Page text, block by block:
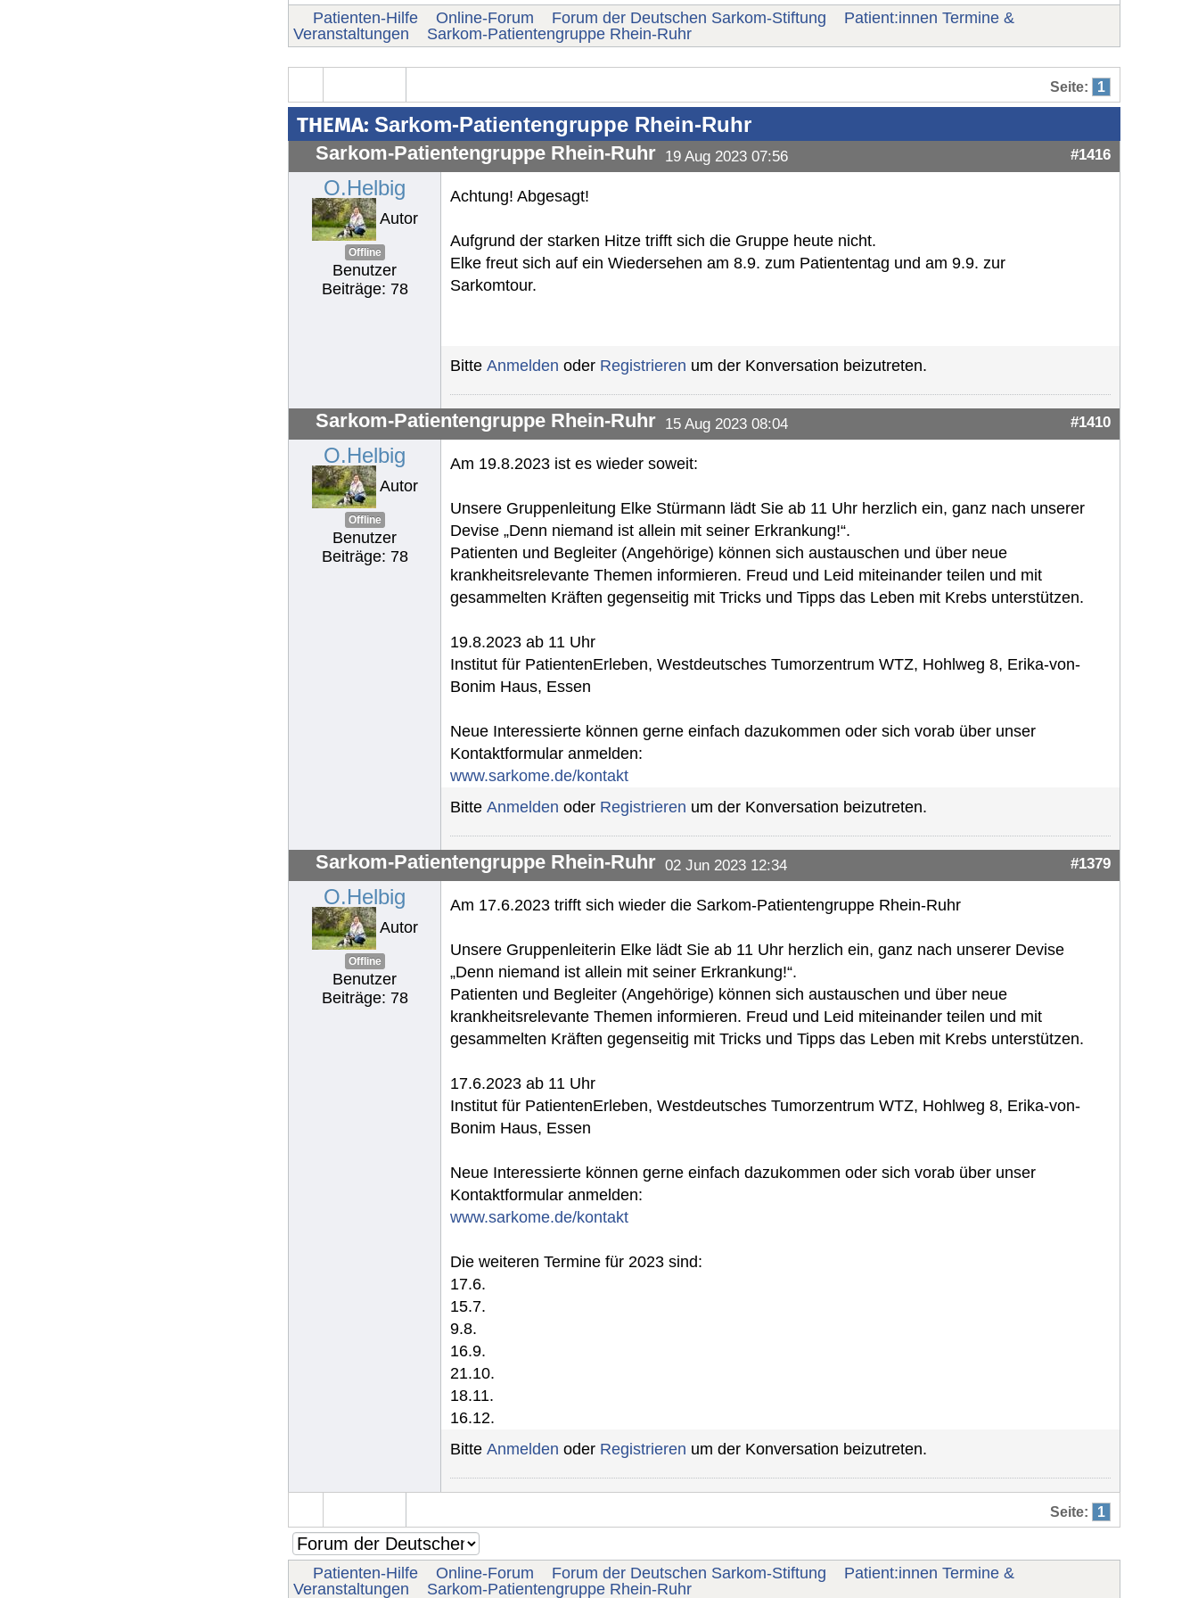
Patienten-Hilfe Online-Forum Forum der Deutschen Sarkom-Stiftung
Patient:innen Termine &
Veranstaltungen
Sarkom-Patientengruppe Rhein-Ruhr
Seite: 1
THEMA: Sarkom-Patientengruppe Rhein-Ruhr
Sarkom-Patientengruppe Rhein-Ruhr 19 Aug 2023 07:56 #1416
O.Helbig
Autor
Offline
Benutzer
Beiträge: 78
Achtung! Abgesagt!
Aufgrund der starken Hitze trifft sich die Gruppe heute nicht.
Elke freut sich auf ein Wiedersehen am 8.9. zum Patiententag und am 9.9. zur
Sarkomtour.
Bitte Anmelden oder Registrieren um der Konversation beizutreten.
Sarkom-Patientengruppe Rhein-Ruhr 15 Aug 2023 08:04 #1410
O.Helbig
Autor
Offline
Benutzer
Beiträge: 78
Am 19.8.2023 ist es wieder soweit:
Unsere Gruppenleitung Elke Stürmann lädt Sie ab 11 Uhr herzlich ein, ganz nach unserer
Devise „Denn niemand ist allein mit seiner Erkrankung!“.
Patienten und Begleiter (Angehörige) können sich austauschen und über neue
krankheitsrelevante Themen informieren. Freud und Leid miteinander teilen und mit
gesammelten Kräften gegenseitig mit Tricks und Tipps das Leben mit Krebs unterstützen.
19.8.2023 ab 11 Uhr
Institut für PatientenErleben, Westdeutsches Tumorzentrum WTZ, Hohlweg 8, Erika-von-
Bonim Haus, Essen
Neue Interessierte können gerne einfach dazukommen oder sich vorab über unser
Kontaktformular anmelden:
www.sarkome.de/kontakt
Bitte Anmelden oder Registrieren um der Konversation beizutreten.
Sarkom-Patientengruppe Rhein-Ruhr 02 Jun 2023 12:34 #1379
O.Helbig
Autor
Offline
Benutzer
Beiträge: 78
Am 17.6.2023 trifft sich wieder die Sarkom-Patientengruppe Rhein-Ruhr
Unsere Gruppenleiterin Elke lädt Sie ab 11 Uhr herzlich ein, ganz nach unserer Devise
„Denn niemand ist allein mit seiner Erkrankung!“.
Patienten und Begleiter (Angehörige) können sich austauschen und über neue
krankheitsrelevante Themen informieren. Freud und Leid miteinander teilen und mit
gesammelten Kräften gegenseitig mit Tricks und Tipps das Leben mit Krebs unterstützen.
17.6.2023 ab 11 Uhr
Institut für PatientenErleben, Westdeutsches Tumorzentrum WTZ, Hohlweg 8, Erika-von-
Bonim Haus, Essen
Neue Interessierte können gerne einfach dazukommen oder sich vorab über unser
Kontaktformular anmelden:
www.sarkome.de/kontakt
Die weiteren Termine für 2023 sind:
17.6.
15.7.
9.8.
16.9.
21.10.
18.11.
16.12.
Bitte Anmelden oder Registrieren um der Konversation beizutreten.
Seite: 1
Patienten-Hilfe Online-Forum Forum der Deutschen Sarkom-Stiftung
Patient:innen Termine &
Veranstaltungen
Sarkom-Patientengruppe Rhein-Ruhr